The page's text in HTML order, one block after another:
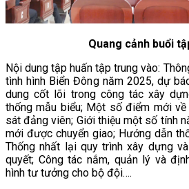
Quang cảnh buổi
Nội dung tập huấn tập trung vào:
tình hình Biển Đông năm 2025, dự
dung cốt lõi trong công tác xây
thống mẫu biểu; Một số điểm mới
sát đảng viên; Giới thiệu một số tính
mới được chuyển giao; Hướng dẫn
Thống nhất lại quy trình xây dựng
quyết; Công tác nắm, quản lý và
hình tư tưởng cho bộ đội….